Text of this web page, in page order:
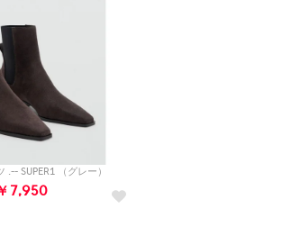
.-- SUPER1 （グレー）
7,950